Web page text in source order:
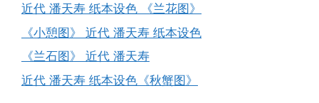
近代 潘天寿 纸本设色 《兰花图》
《小憩图》 近代 潘天寿 纸本设色
《兰石图》 近代 潘天寿
近代 潘天寿 纸本设色《秋蟹图》